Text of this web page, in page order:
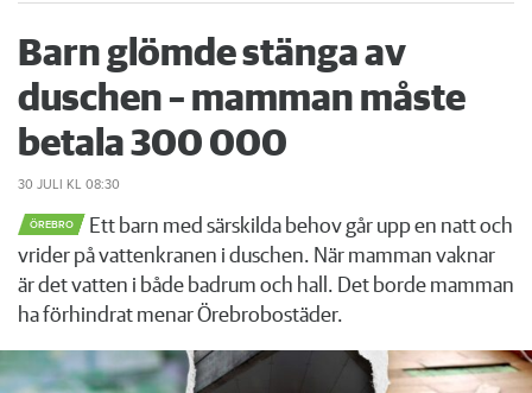
Barn glömde stänga av
duschen – mamman måste
betala 300 000
30 JULI KL 08:30
ÖREBRO
Ett barn med särskilda behov går upp en natt och
vrider på vattenkranen i duschen. När mamman vaknar
är det vatten i både badrum och hall. Det borde mamman
ha förhindrat menar Örebrobostäder.